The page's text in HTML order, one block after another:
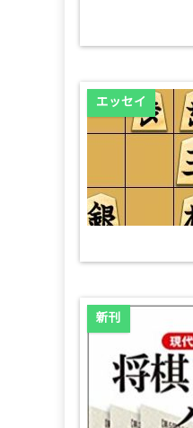
エッセイ
新刊